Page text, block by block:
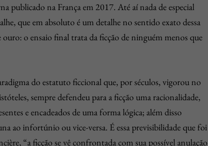
publicado na França em 2017. Até aí nada de especial
que em absoluto é um detalhe no sentido exato dessa
o ensaio final trata da ficção de ninguém menos que
do estatuto ficcional que, por séculos, vigorou no
sempre defendeu para a ficção uma racionalidade,
e encadeados de uma forma lógica; além disso
ao infortúnio ou vice-versa. É essa previsibilidade que foi
“a ficção se vê confrontada com sua possível anulação